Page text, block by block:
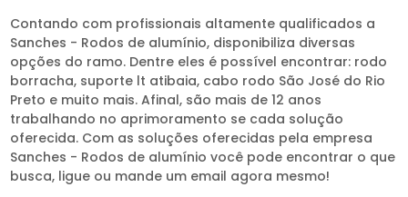
Contando com profissionais altamente qualificados a
Sanches - Rodos de alumínio, disponibiliza diversas
opções do ramo. Dentre eles é possível encontrar: rodo
borracha, suporte lt atibaia, cabo rodo São José do Rio
Preto e muito mais. Afinal, são mais de 12 anos
trabalhando no aprimoramento se cada solução
oferecida. Com as soluções oferecidas pela empresa
Sanches - Rodos de alumínio você pode encontrar o que
busca, ligue ou mande um email agora mesmo!